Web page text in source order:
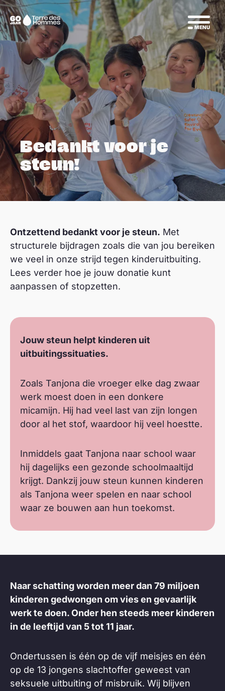
Sla navigatie over
Naar
de
homepage
MENU
Bedankt voor je
steun!
Ontzettend bedankt voor je steun. Met
structurele bijdragen zoals die van jou bereiken
we veel in onze strijd tegen kinderuitbuiting.
Lees verder hoe je jouw donatie kunt
aanpassen of stopzetten.
Jouw steun helpt kinderen uit
uitbuitingssituaties.
Zoals Tanjona die vroeger elke dag zwaar
werk moest doen in een donkere
micamijn. Hij had veel last van zijn longen
door al het stof, waardoor hij veel hoestte.
Inmiddels gaat Tanjona naar school waar
hij dagelijks een gezonde schoolmaaltijd
krijgt. Dankzij jouw steun kunnen kinderen
als Tanjona weer spelen en naar school
waar ze bouwen aan hun toekomst.
Naar schatting worden meer dan 79 miljoen
kinderen gedwongen om vies en gevaarlijk
werk te doen. Onder hen steeds meer kinderen
in de leeftijd van 5 tot 11 jaar.
Ondertussen is één op de vijf meisjes en één
op de 13 jongens slachtoffer geweest van
seksuele uitbuiting of misbruik. Wij blijven